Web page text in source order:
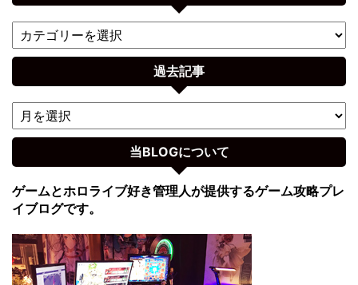
過去記事
当BLOGについて
ゲームとホロライブ好き管理人が提供するゲーム攻略プレ
イブログです。